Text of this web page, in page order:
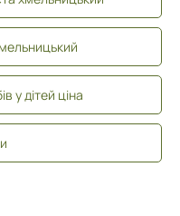
у дітей ціна